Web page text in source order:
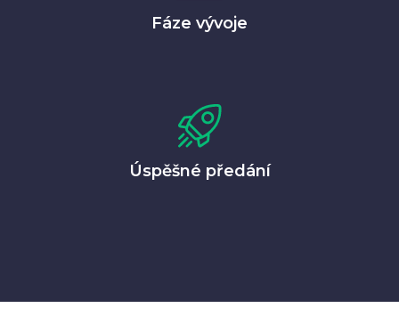
Fáze vývoje
Úspěšné předání